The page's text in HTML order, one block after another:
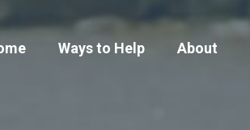
Ways to Help About